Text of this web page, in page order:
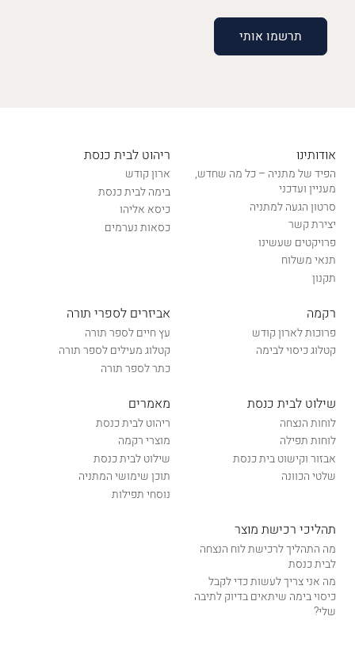
אודותינו
הפיד של מתניה – כל מה שחדש,
מעניין ועדכני
סרטון הגעה למתניה
יצירת קשר
פרויקטים שעשינו
תנאי משלוח
תקנון
ריהוט לבית כנסת
ארון קודש
בימה לבית כנסת
כיסא אליהו
כסאות נערמים
רקמה
פרוכות לארון קודש
קטלוג כיסוי לבימה
אביזרים לספרי תורה
עץ חיים לספר תורה
קטלוג מעילים לספר תורה
כתר לספר תורה
שילוט לבית כנסת
לוחות הנצחה
לוחות תפילה
אבזור וקישוט בית כנסת
שלטי הכוונה
מאמרים
ריהוט לבית כנסת
מוצרי רקמה
שילוט לבית כנסת
תוכן שימושי המתניה
נוסחי תפילות
תהליכי רכישת מוצר
מה התהליך לרכישת לוח הנצחה
לבית כנסת
מה אני צריך לעשות כדי לקבל
כיסוי בימה שיתאים בדיוק לתיבה
שלי?